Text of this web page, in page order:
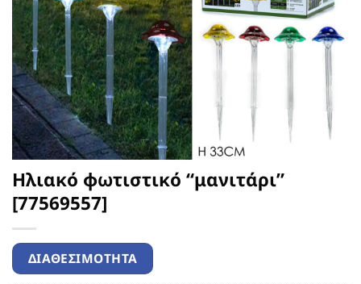
Ηλιακό φωτιστικό “μανιτάρι”
[77569557]